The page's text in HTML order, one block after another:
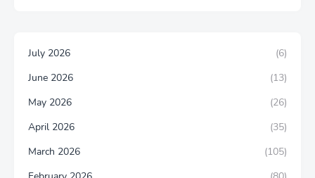
July 2026
(6)
June 2026
(13)
May 2026
(26)
April 2026
(35)
March 2026
(105)